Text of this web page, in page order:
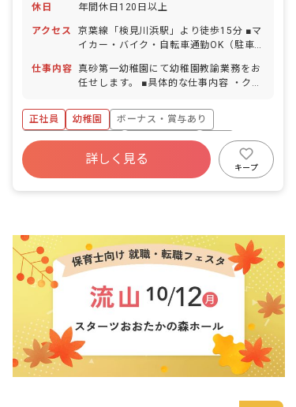
休日 年間休日120日以上
アクセス
京葉線「検見川浜駅」より徒歩15分 ■マ
イカー・バイク・自転車通勤OK（駐車
仕事内容
真砂第一幼稚園にて幼稚園教諭業務をお
任せします。 ■具体的な仕事内容 ・クラ
かり保育業務 ・バス添乗業務
正社員 幼稚園
ボーナス・賞与あり
年間休日120日以上
社会保険完備
福利厚生充実
退職金制度
残業少なめ
詳しく見る
キープ